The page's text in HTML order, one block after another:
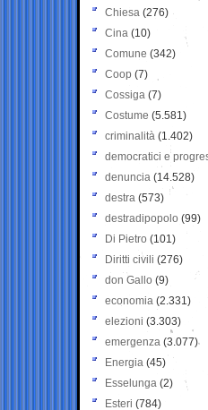
Chiesa (276)
Cina (10)
Comune (342)
Coop (7)
Cossiga (7)
Costume (5.581)
criminalità (1.402)
democratici e
denuncia (14.528)
destra (573)
destradipopolo (99)
Di Pietro (101)
Diritti civili (276)
don Gallo (9)
economia (2.331)
elezioni (3.303)
emergenza (3.077)
Energia (45)
Esselunga (2)
Esteri (784)